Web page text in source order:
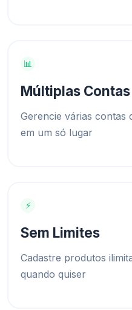
📊
Múltiplas Contas
Gerencie várias contas
em um só lugar
⚡
Sem Limites
Cadastre produtos
quando quiser